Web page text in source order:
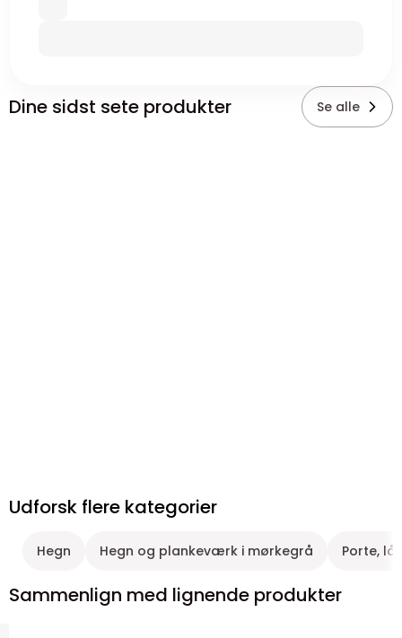
Dine sidst sete produkter Se alle
Udforsk flere kategorier
Hegn Hegn og plankeværk i mørkegrå Porte,
Sammenlign med lignende produkter